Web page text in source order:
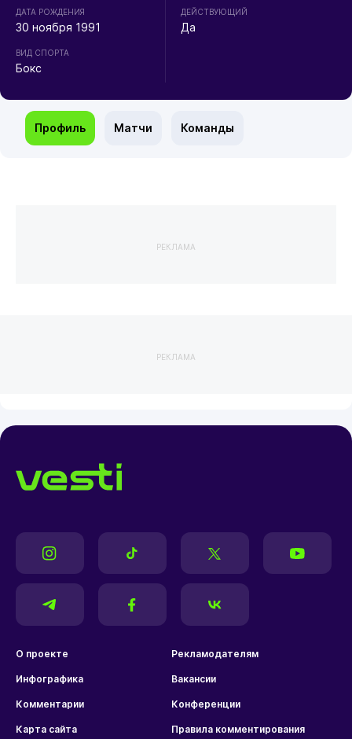
ДАТА РОЖДЕНИЯ
30 ноября 1991
ВИД СПОРТА
Бокс
ДЕЙСТВУЮЩИЙ
Да
Профиль Матчи Команды
РЕКЛАМА
РЕКЛАМА
О проекте Рекламодателям
Инфографика Вакансии
Комментарии Конференции
Карта сайта Правила комментирования